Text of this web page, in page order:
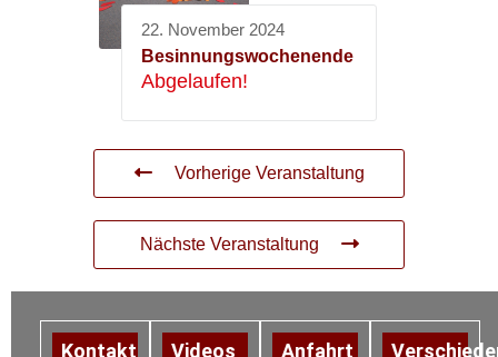
22. November 2024
Besinnungswochenende
Abgelaufen!
Vorherige Veranstaltung
Nächste Veranstaltung
Kontakt
Videos
Anfahrt